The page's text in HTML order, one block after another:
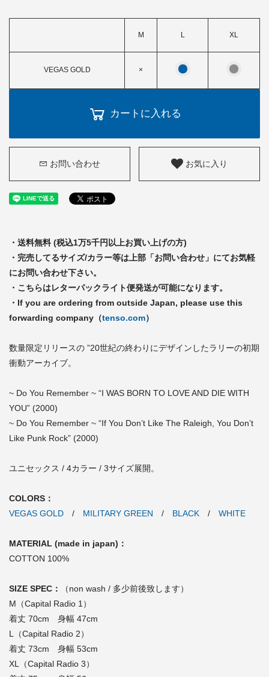
M L XL
VEGAS GOLD ×
カートに入れる
お問い合わせ お気に入り
・送料無料 (税込1万5千円以上お買い上げの方)
・完売してるサイズ/カラー等は上部「お問い合わせ」にてお気軽
にお問い合わせ下さい。
・こちらはレターパックライト便発送が可能になります。
・If you are ordering from outside Japan, please use this
forwarding company（tenso.com）
数量限定リリースの ”20世紀の終わりにデザインしたラリーの初期
衝動アーカイブ。
~ Do You Remember ~ “I WAS BORN TO LOVE AND DIE WITH
YOU” (2000)
~ Do You Remember ~ “If You Don’t Like The Raleigh, You Don’t
Like Punk Rock” (2000)
ユニセックス / 4カラー / 3サイズ展開。
COLORS：
VEGAS GOLD / MILITARY GREEN / BLACK / WHITE
MATERIAL (made in japan)：
COTTON 100%
SIZE SPEC：
（non wash / 多少前後致します）
M（Capital Radio 1）
着丈 70cm 身幅 47cm
L（Capital Radio 2）
着丈 73cm 身幅 53cm
XL（Capital Radio 3）